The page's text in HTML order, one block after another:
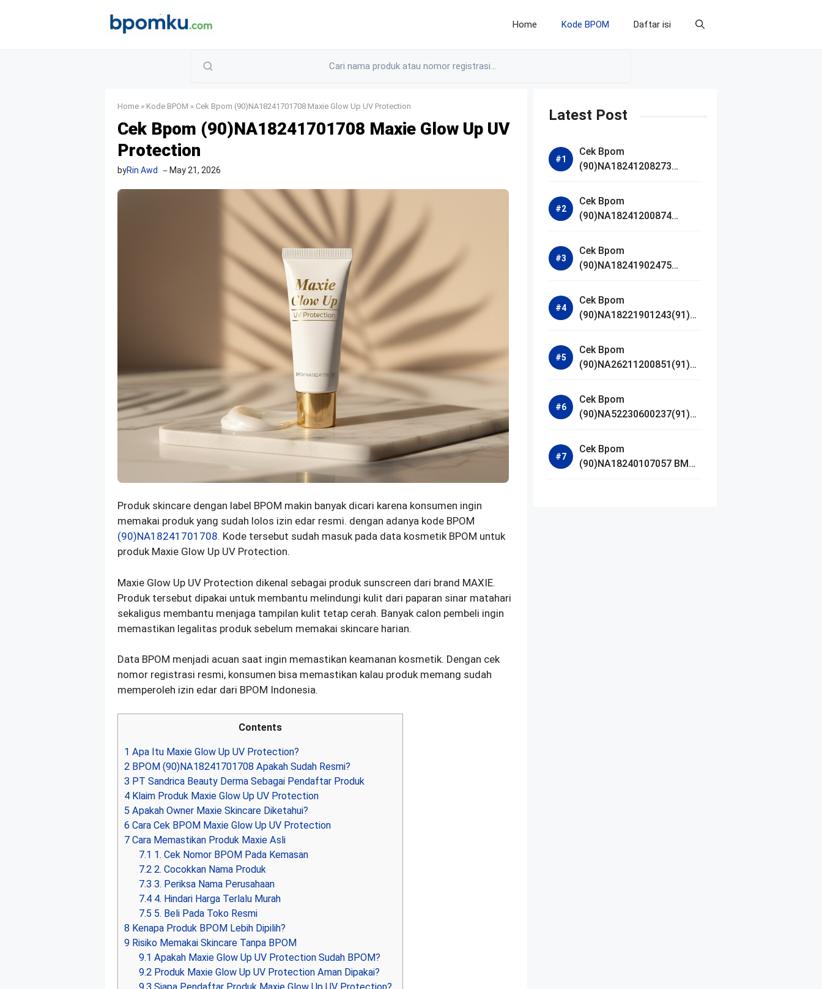
Home Kode BPOM Daftar isi
Home » Kode BPOM » Cek Bpom (90)NA18241701708 Maxie Glow Up UV Protection
Cek Bpom (90)NA18241701708 Maxie Glow Up UV
Protection
byRin Awd May 21, 2026
Produk skincare dengan label BPOM makin banyak dicari karena konsumen ingin
memakai produk yang sudah lolos izin edar resmi. dengan adanya kode BPOM
(90)NA18241701708. Kode tersebut sudah masuk pada data kosmetik BPOM untuk
produk Maxie Glow Up UV Protection.
Maxie Glow Up UV Protection dikenal sebagai produk sunscreen dari brand MAXIE.
Produk tersebut dipakai untuk membantu melindungi kulit dari paparan sinar matahari
sekaligus membantu menjaga tampilan kulit tetap cerah. Banyak calon pembeli ingin
memastikan legalitas produk sebelum memakai skincare harian.
Data BPOM menjadi acuan saat ingin memastikan keamanan kosmetik. Dengan cek
nomor registrasi resmi, konsumen bisa memastikan kalau produk memang sudah
memperoleh izin edar dari BPOM Indonesia.
Contents
1 Apa Itu Maxie Glow Up UV Protection?
2 BPOM (90)NA18241701708 Apakah Sudah Resmi?
3 PT Sandrica Beauty Derma Sebagai Pendaftar Produk
4 Klaim Produk Maxie Glow Up UV Protection
5 Apakah Owner Maxie Skincare Diketahui?
6 Cara Cek BPOM Maxie Glow Up UV Protection
7 Cara Memastikan Produk Maxie Asli
7.1 1. Cek Nomor BPOM Pada Kemasan
7.2 2. Cocokkan Nama Produk
7.3 3. Periksa Nama Perusahaan
7.4 4. Hindari Harga Terlalu Murah
7.5 5. Beli Pada Toko Resmi
8 Kenapa Produk BPOM Lebih Dipilih?
9 Risiko Memakai Skincare Tanpa BPOM
9.1 Apakah Maxie Glow Up UV Protection Sudah BPOM?
9.2 Produk Maxie Glow Up UV Protection Aman Dipakai?
9.3 Siapa Pendaftar Produk Maxie Glow Up UV Protection?
Latest Post
Cek Bpom
(90)NA18241208273
Bright Radiance Face
Wash
Cek Bpom
(90)NA18241200874
Acne Calm Micellar Water
Cek Bpom
(90)NA18241902475
Cek Bpom
(90)NA18221901243(91)25
Serum
Cek Bpom
(90)NA26211200851(91)24
Madagascar Centella
Ampoule Foam
Cek Bpom
(90)NA52230600237(91)09
De Parfum
Cek Bpom
(90)NA18240107057 BMG